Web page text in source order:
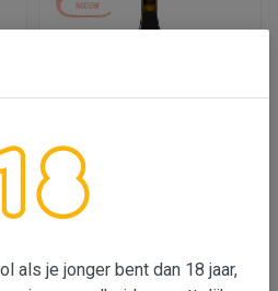
Vini Centanni 'Mario'
als je jonger bent dan 18 jaar,